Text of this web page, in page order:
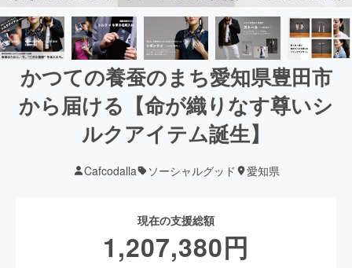
かつての養蚕のまち愛知県豊田市
から届ける【命が織りなす尊いシ
ルクアイテム誕生】
Cafcodalla ソーシャルグッド 愛知県
現在の支援総額
1,207,380円